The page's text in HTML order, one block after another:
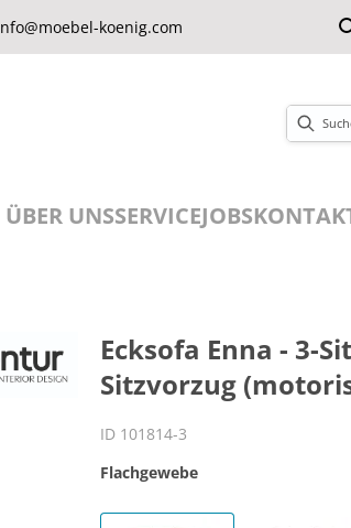
koenig.com
ÜBER UNSSERVICEJOBS
Ecksofa Enna - 3-
Sitzvorzug
ID 101814-3
Flachgewebe